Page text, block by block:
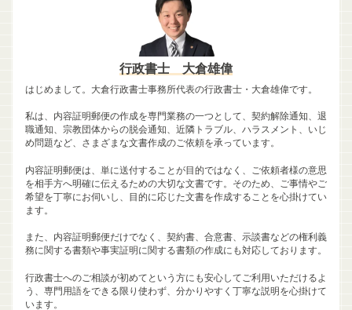
行政書士 大倉雄偉
はじめまして。大倉行政書士事務所代表の行政書士・大倉雄偉です。
私は、内容証明郵便の作成を専門業務の一つとして、契約解除通知、退
職通知、宗教団体からの脱会通知、近隣トラブル、ハラスメント、いじ
め問題など、さまざまな文書作成のご依頼を承っています。
内容証明郵便は、単に送付することが目的ではなく、ご依頼者様の意思
を相手方へ明確に伝えるための大切な文書です。そのため、ご事情やご
希望を丁寧にお伺いし、目的に応じた文書を作成することを心掛けてい
ます。
また、内容証明郵便だけでなく、契約書、合意書、示談書などの権利義
務に関する書類や事実証明に関する書類の作成にも対応しております。
行政書士へのご相談が初めてという方にも安心してご利用いただけるよ
う、専門用語をできる限り使わず、分かりやすく丁寧な説明を心掛けて
います。